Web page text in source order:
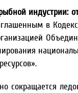
индустрии:
в
сокращается